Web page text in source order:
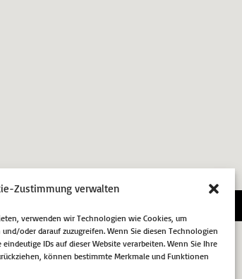
Zustimmung verwalten
verwenden wir Technologien wie Cookies, um
oder darauf zuzugreifen. Wenn Sie diesen Technologien
IDs auf dieser Website verarbeiten. Wenn Sie Ihre
können bestimmte Merkmale und Funktionen